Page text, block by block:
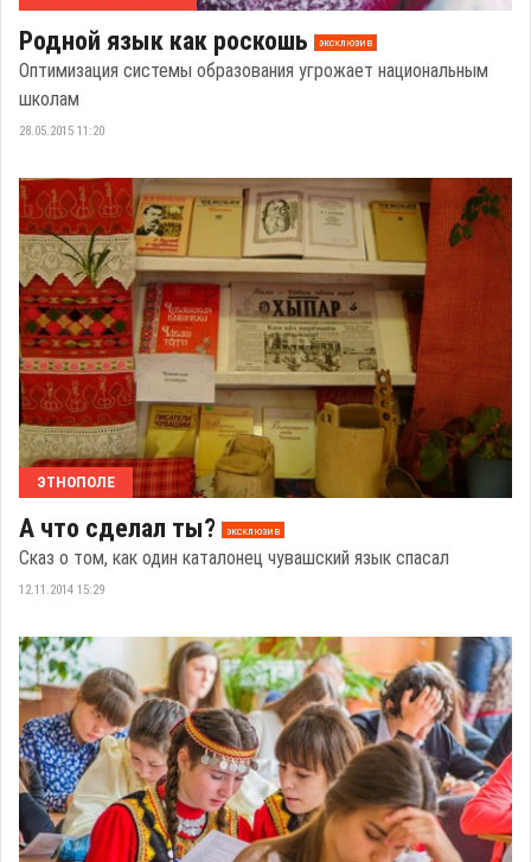
Родной язык как роскошь эксклюзив
Оптимизация системы образования угрожает национальным
школам
28.05.2015 11:20
ЭТНОПОЛЕ
А что сделал ты? эксклюзив
Сказ о том, как один каталонец чувашский язык спасал
12.11.2014 15:29